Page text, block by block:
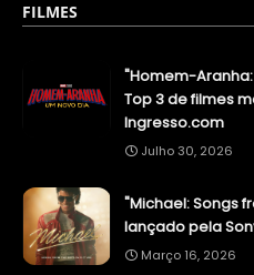
FILMES
"Homem-
Top 3 de filmes
Ingresso.com
Julho 30, 2026
"Michael: Songs
lançado pela
Março 16, 2026